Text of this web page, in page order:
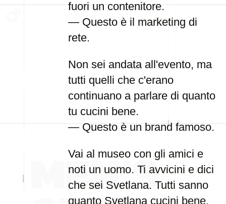
fuori un contenitore.
— Questo è il marketing di
rete.
Non sei andata all'evento, ma
tutti quelli che c'erano
continuano a parlare di quanto
tu cucini bene.
— Questo è un brand famoso.
Vai al museo con gli amici e
noti un uomo. Ti avvicini e dici
che sei Svetlana. Tutti sanno
quanto Svetlana cucini bene.